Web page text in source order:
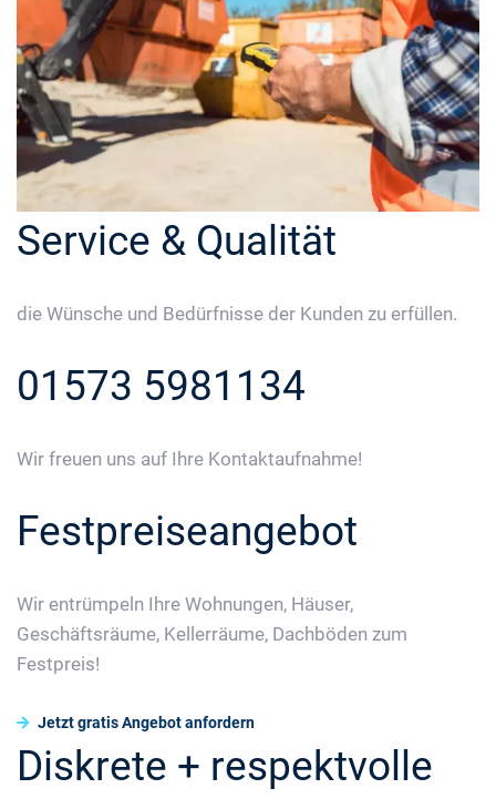
Service & Qualität
die Wünsche und Bedürfnisse der Kunden zu erfüllen.
01573 5981134
Wir freuen uns auf Ihre Kontaktaufnahme!
Festpreiseangebot
Wir entrümpeln Ihre Wohnungen, Häuser,
Geschäftsräume, Kellerräume, Dachböden zum
Festpreis!
Jetzt gratis Angebot anfordern
Diskrete + respektvolle